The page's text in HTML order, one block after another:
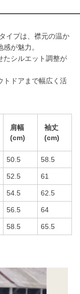
イプは、襟元の温か
が魅力。
たシルエット調整が
トドアまで幅広く活
肩幅
(cm)
袖丈
(cm)
50.5 58.5
52.5 61
54.5 62.5
56.5 64
58.5 65.5